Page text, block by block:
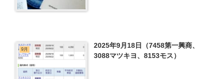
9月
2025年9月18日（7458第一興商、
3088マツキヨ、8153モス）